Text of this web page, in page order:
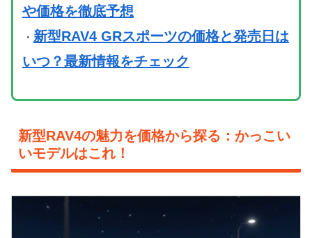
や価格を徹底予想
・ 新型RAV4 GRスポーツの価格と発売日は
いつ？最新情報をチェック
新型RAV4の魅力を価格から探る：かっこい
いモデルはこれ！